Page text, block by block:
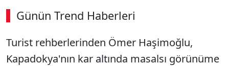
Günün Trend Haberleri
Turist rehberlerinden Ömer Haşimoğlu,
Kapadokya'nın kar altında masalsı görünüme